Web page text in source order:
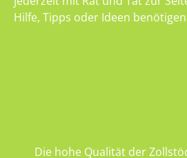
Hilfe, Tipps oder Ideen
Die hohe Qualität der